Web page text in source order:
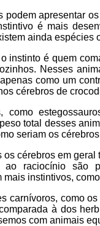
podem apresentar
é mais
ainda espécies
instinto é quem
Nesses
como um
cérebros de
como
total desses
seriam os
os cérebros em
ao raciocínio são
mais instintivos,
carnívoros, como
à dos
com animais